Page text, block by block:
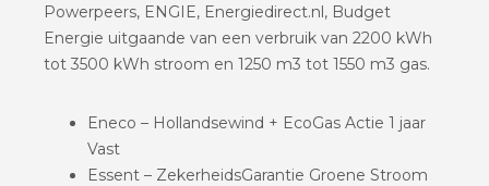
Powerpeers, ENGIE, Energiedirect.nl, Budget
Energie uitgaande van een verbruik van 2200 kWh
tot 3500 kWh stroom en 1250 m3 tot 1550 m3 gas.
Eneco – Hollandsewind + EcoGas Actie 1 jaar
Vast
Essent – ZekerheidsGarantie Groene Stroom